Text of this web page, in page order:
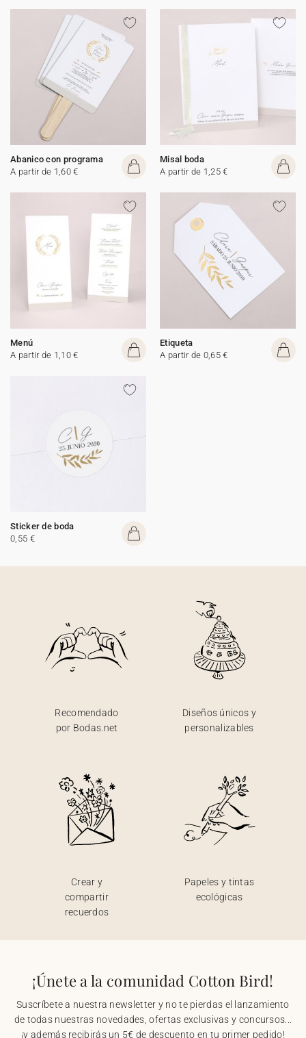
Abanico con programa
A partir de 1,60 €
Misal boda
A partir de 1,25 €
Menú
A partir de 1,10 €
Etiqueta
A partir de 0,65 €
Sticker de boda
0,55 €
Recomendado
por Bodas.net
Diseños únicos y
personalizables
Crear y
compartir
recuerdos
Papeles y tintas
ecológicas
¡Únete a la comunidad Cotton Bird!
Suscríbete a nuestra newsletter y no te pierdas el lanzamiento
de todas nuestras novedades, ofertas exclusivas y concursos...
¡y además recibirás un 5€ de descuento en tu primer pedido!